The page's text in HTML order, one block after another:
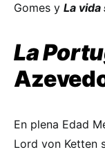
Gomes y La vida
La
En plena Edad
Lord von Ketten